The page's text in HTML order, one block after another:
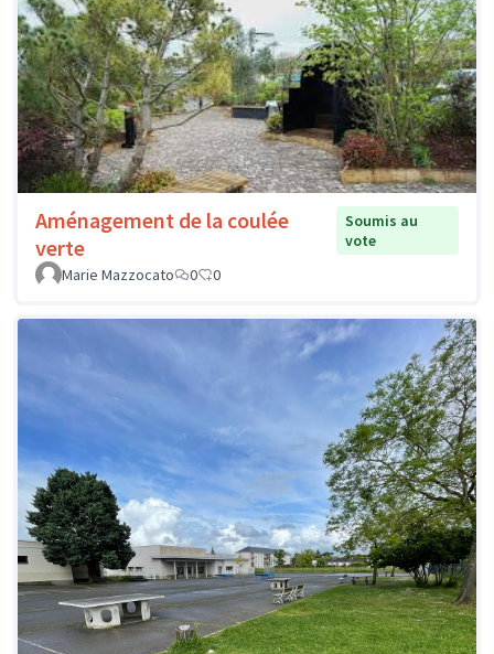
Aménagement de la coulée
verte
Soumis au
vote
Marie Mazzocato
0 0